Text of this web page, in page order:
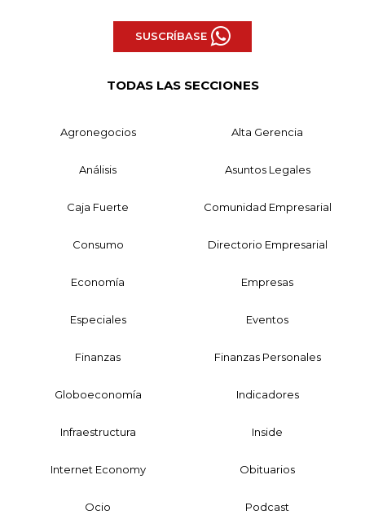
SUSCRÍBASE
TODAS LAS SECCIONES
Agronegocios Alta Gerencia
Análisis Asuntos Legales
Caja Fuerte Comunidad Empresarial
Consumo Directorio Empresarial
Economía Empresas
Especiales Eventos
Finanzas Finanzas Personales
Globoeconomía Indicadores
Infraestructura Inside
Internet Economy Obituarios
Ocio Podcast